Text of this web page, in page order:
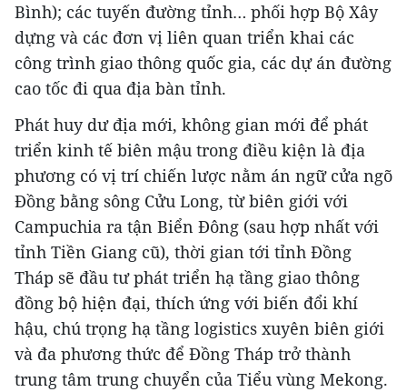
Bình); các tuyến đường tỉnh… phối hợp Bộ Xây
dựng và các đơn vị liên quan triển khai các
công trình giao thông quốc gia, các dự án đường
cao tốc đi qua địa bàn tỉnh.
Phát huy dư địa mới, không gian mới để phát
triển kinh tế biên mậu trong điều kiện là địa
phương có vị trí chiến lược nằm án ngữ cửa ngõ
Đồng bằng sông Cửu Long, từ biên giới với
Campuchia ra tận Biển Đông (sau hợp nhất với
tỉnh Tiền Giang cũ), thời gian tới tỉnh Đồng
Tháp sẽ đầu tư phát triển hạ tầng giao thông
đồng bộ hiện đại, thích ứng với biến đổi khí
hậu, chú trọng hạ tầng logistics xuyên biên giới
và đa phương thức để Đồng Tháp trở thành
trung tâm trung chuyển của Tiểu vùng Mekong.